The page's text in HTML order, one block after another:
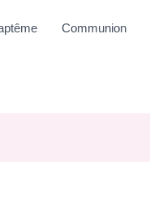
Communion